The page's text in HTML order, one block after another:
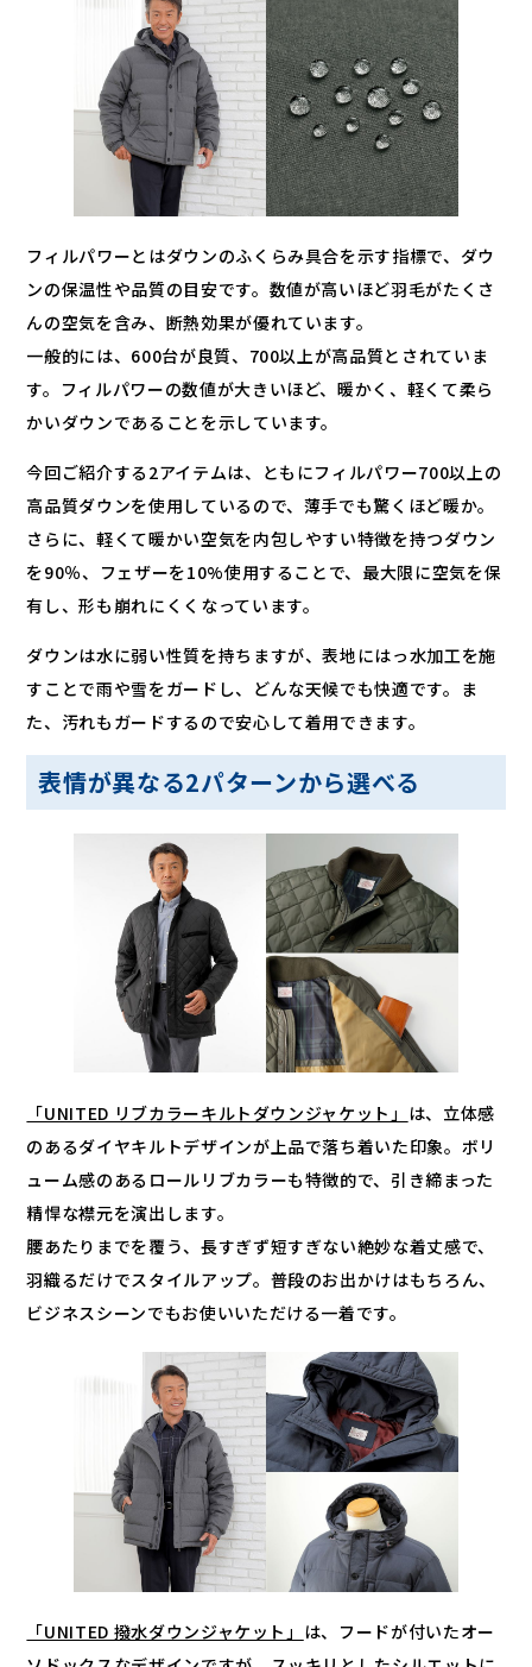
フィルパワーとはダウンのふくらみ具合を示す指標で、ダウ
ンの保温性や品質の目安です。数値が高いほど羽毛がたくさ
んの空気を含み、断熱効果が優れています。
一般的には、600台が良質、700以上が高品質とされていま
す。フィルパワーの数値が大きいほど、暖かく、軽くて柔ら
かいダウンであることを示しています。
今回ご紹介する2アイテムは、ともにフィルパワー700以上の
高品質ダウンを使用しているので、薄手でも驚くほど暖か。
さらに、軽くて暖かい空気を内包しやすい特徴を持つダウン
を90％、フェザーを10%使用することで、最大限に空気を保
有し、形も崩れにくくなっています。
ダウンは水に弱い性質を持ちますが、表地にはっ水加工を施
すことで雨や雪をガードし、どんな天候でも快適です。ま
た、汚れもガードするので安心して着用できます。
表情が異なる2パターンから選べる
「UNITED リブカラーキルトダウンジャケット」 は、立体感
のあるダイヤキルトデザインが上品で落ち着いた印象。ボリ
ューム感のあるロールリブカラーも特徴的で、引き締まった
精悍な襟元を演出します。
腰あたりまでを覆う、長すぎず短すぎない絶妙な着丈感で、
羽織るだけでスタイルアップ。普段のお出かけはもちろん、
ビジネスシーンでもお使いいただける一着です。
「UNITED 撥水ダウンジャケット」 は、フードが付いたオー